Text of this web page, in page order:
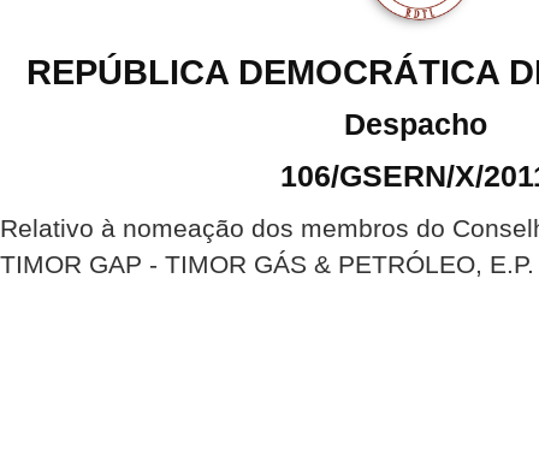
REPÚBLICA DEMOCRÁTICA
Despacho
106/GSERN/X/
Relativo à nomeação dos membros do
TIMOR GAP - TIMOR GÁS & PETRÓLEO, E.P.